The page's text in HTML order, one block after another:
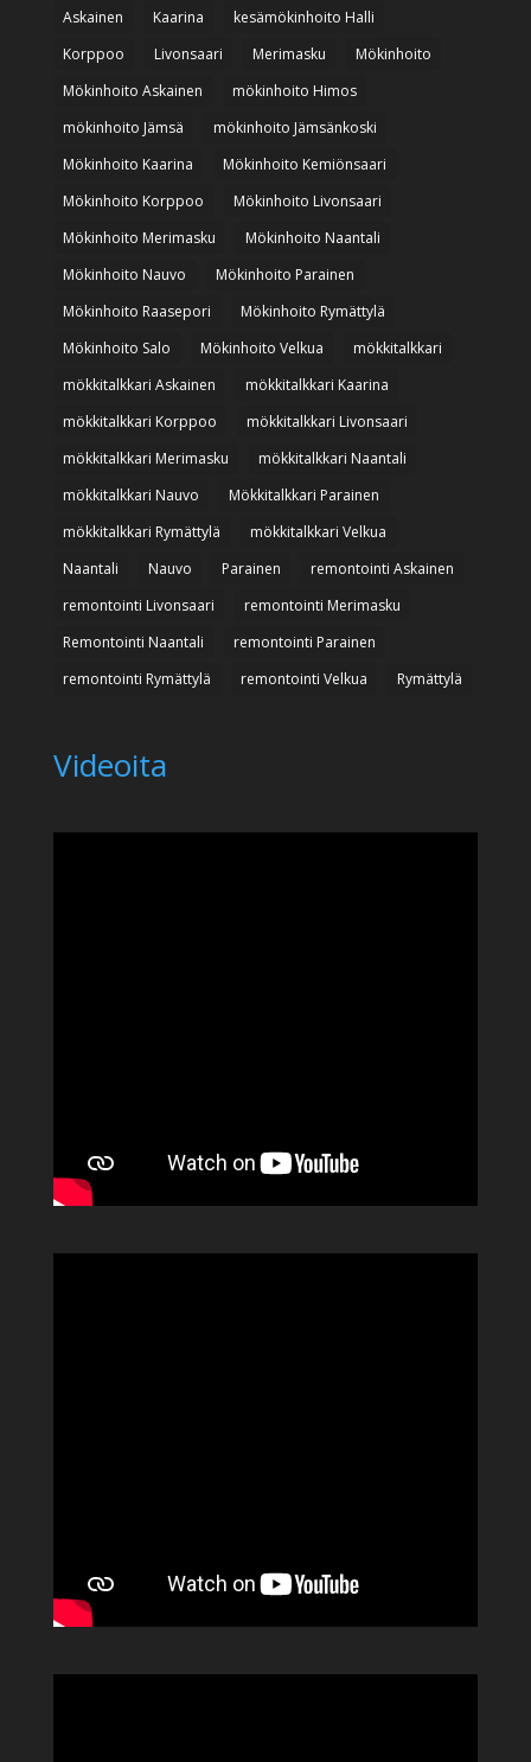
Askainen Kaarina
kesämökinhoito Halli
Korppoo
Livonsaari Merimasku
Mökinhoito
Mökinhoito Askainen
mökinhoito Himos
mökinhoito Jämsä
mökinhoito Jämsänkoski
Mökinhoito Kaarina
Mökinhoito Kemiönsaari
Mökinhoito Korppoo
Mökinhoito Livonsaari
Mökinhoito Merimasku
Mökinhoito Naantali
Mökinhoito Nauvo
Mökinhoito Parainen
Mökinhoito Raasepori
Mökinhoito Rymättylä
Mökinhoito Salo
Mökinhoito Velkua
mökkitalkkari
mökkitalkkari Askainen
mökkitalkkari Kaarina
mökkitalkkari Korppoo
mökkitalkkari Livonsaari
mökkitalkkari Merimasku
mökkitalkkari Naantali
mökkitalkkari Nauvo
Mökkitalkkari Parainen
mökkitalkkari Rymättylä
mökkitalkkari Velkua
Naantali
Nauvo Parainen
remontointi Askainen
remontointi Livonsaari
remontointi Merimasku
Remontointi Naantali
remontointi Parainen
remontointi Rymättylä
remontointi Velkua Rymättylä
Videoita